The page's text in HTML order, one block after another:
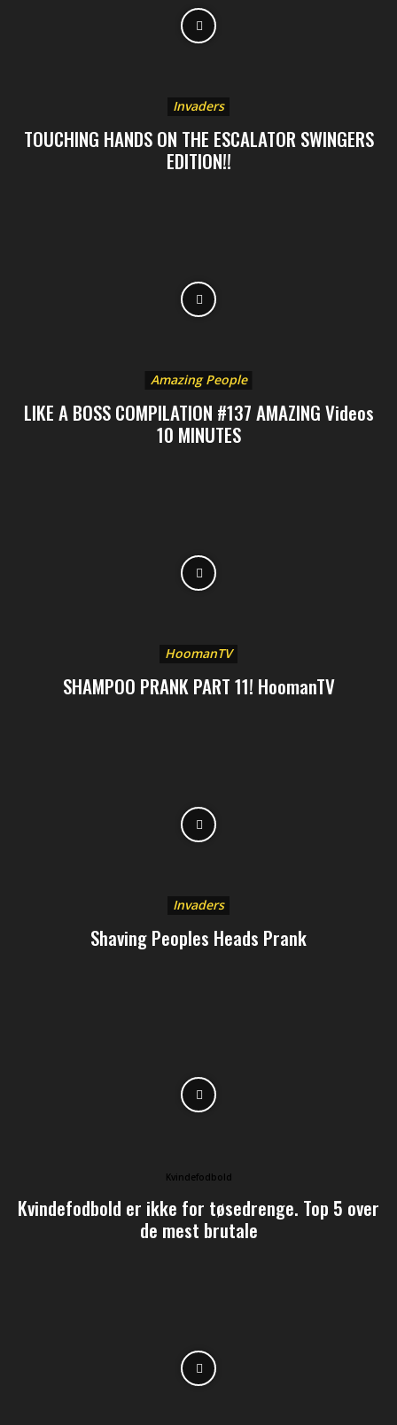
Invaders
TOUCHING HANDS ON THE ESCALATOR SWINGERS
EDITION!!
Amazing People
LIKE A BOSS COMPILATION #137 AMAZING Videos
10 MINUTES
HoomanTV
SHAMPOO PRANK PART 11! HoomanTV
Invaders
Shaving Peoples Heads Prank
Kvindefodbold
Kvindefodbold er ikke for tøsedrenge. Top 5 over
de mest brutale